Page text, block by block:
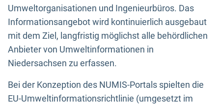
Umweltorganisationen und Ingenieurbüros. Das
Informationsangebot wird kontinuierlich ausgebaut
mit dem Ziel, langfristig möglichst alle behördlichen
Anbieter von Umweltinformationen in
Niedersachsen zu erfassen.
Bei der Konzeption des NUMIS-Portals spielten die
EU-Umweltinformationsrichtlinie (umgesetzt im